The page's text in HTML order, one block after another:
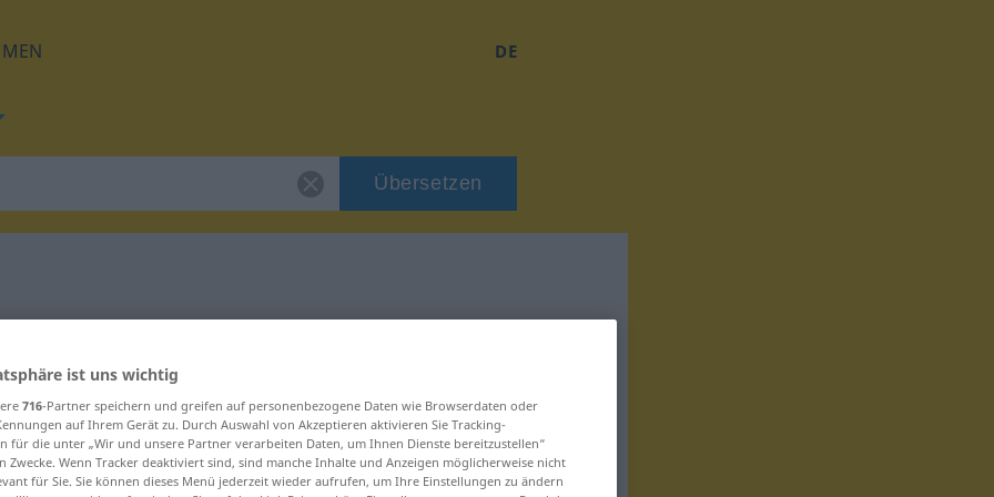
DE
Übersetzen
"Niveau"
ist uns wichtig
716-Partner speichern und greifen auf personenbezogene Daten wie Browserdaten oder
auf Ihrem Gerät zu. Durch Auswahl von Akzeptieren aktivieren Sie Tracking-
für die unter „Wir und unsere Partner verarbeiten Daten, um Ihnen Dienste bereitzustellen“
Zwecke. Wenn Tracker deaktiviert sind, sind manche Inhalte und Anzeigen möglicherweise nicht
für Sie. Sie können dieses Menü jederzeit wieder aufrufen, um Ihre Einstellungen zu ändern